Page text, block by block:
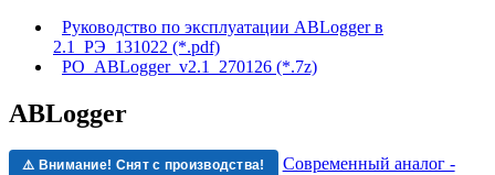
Руководство по эксплуатации ABLogger в
2.1_РЭ_131022 (*.pdf)
PO_ABLogger_v2.1_270126 (*.7z)
ABLogger
⚠️ Внимание! Снят с производства!
Современный аналог -